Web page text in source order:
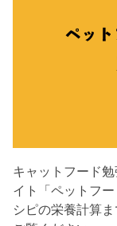
キャットフード
イト「ペットフ
シピの栄養計算